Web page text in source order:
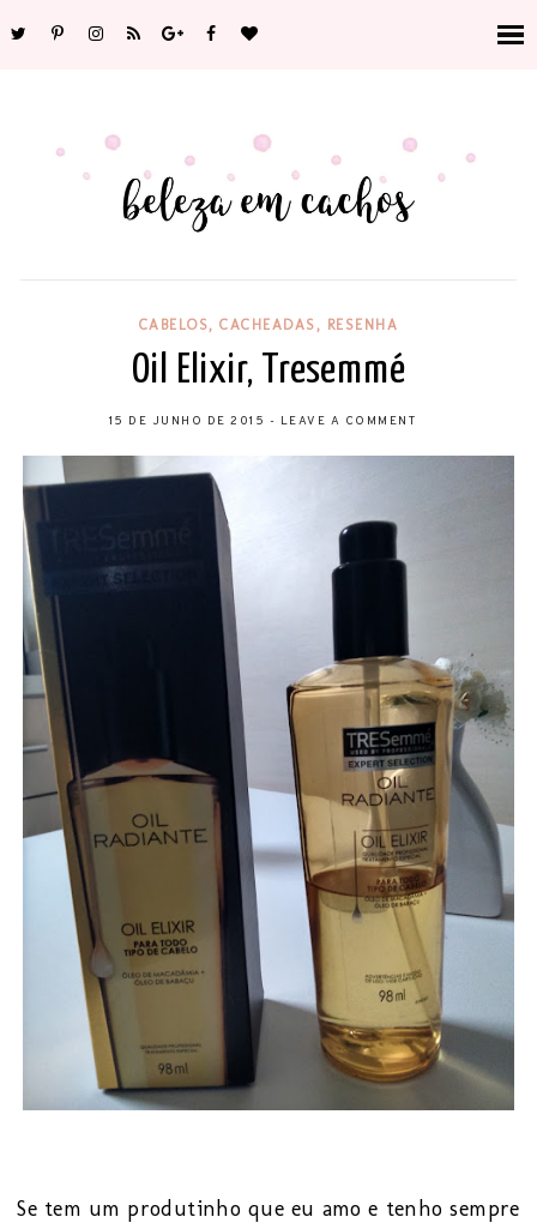
CABELOS,CACHEADAS, RESENHA
Oil Elixir, Tresemmé
15 DE JUNHO DE 2015 - LEAVE A COMMENT
Se tem um produtinho que eu amo e tenho sempre